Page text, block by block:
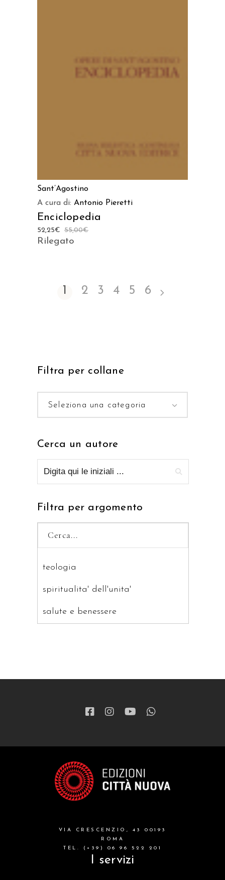
AGGIUNGI AL CARRELLO
Sant’Agostino
A cura di: Antonio Pieretti
Enciclopedia
55,00€
52,25€
Rilegato
1 2 3 4 5 6
Filtra per collane
Seleziona una categoria
Cerca un autore
Filtra per argomento
teologia
spiritualita' dell'unita'
salute e benessere
patristica
grandi opere
formazione cristiana e liturgia
catalogo storico
attualita'
VIA CRESCENZIO, 43 00193
ROMA
TEL. (+39) 06 96 522 201
I servizi